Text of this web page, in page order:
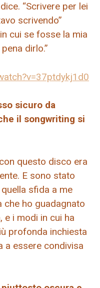
“Scrivere per lei
scrivendo”
cui se fosse la mia
dirlo.”
sicuro da
il songwriting si
questo disco era
E sono stato
sfida a me
che ho guadagnato
e i modi in cui ha
profonda inchiesta
a essere condivisa